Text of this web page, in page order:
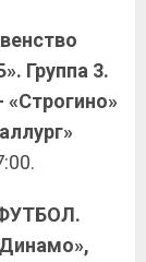
Группа 3.
«Строгино»